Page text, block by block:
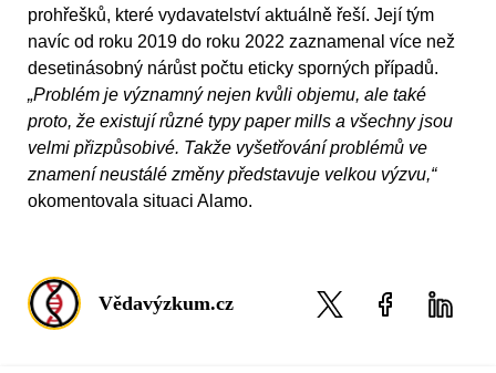
prohřešků, které vydavatelství aktuálně řeší. Její tým
navíc od roku 2019 do roku 2022 zaznamenal více než
desetinásobný nárůst počtu eticky sporných případů.
„Problém je významný nejen kvůli objemu, ale také
proto, že existují různé typy paper mills a všechny jsou
velmi přizpůsobivé. Takže vyšetřování problémů ve
znamení neustálé změny představuje velkou výzvu,“
okomentovala situaci Alamo.
Vědavýzkum.cz